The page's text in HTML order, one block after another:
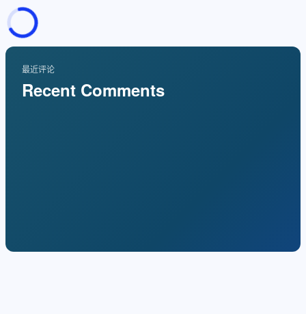
页面加载中
最近评论
Recent Comments
随便逛逛
博客分类
文章标签